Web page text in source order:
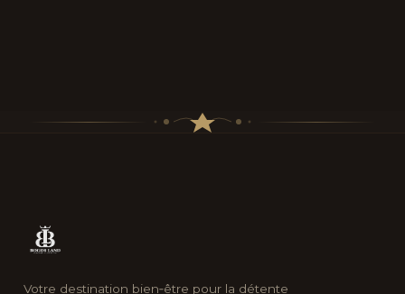
Votre destination bien‑être pour la détente